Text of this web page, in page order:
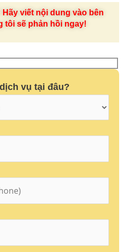
viết nội dung vào bên
tôi sẽ phản hồi ngay!
vụ tại đâu?